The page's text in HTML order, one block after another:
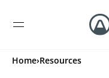
Home›Resources